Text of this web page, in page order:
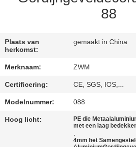
EEN
OFFERTE
SITEMAP
PRIVACYBELEID
88
Plaats van
herkomst:
gemaakt in China
Merknaam: ZWM
Certificering: CE, SGS, IOS,...
Modelnummer: 088
Hoog licht:
PE die
met een laag
,
4mm het